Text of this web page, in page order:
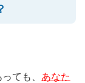
ても、 あなた